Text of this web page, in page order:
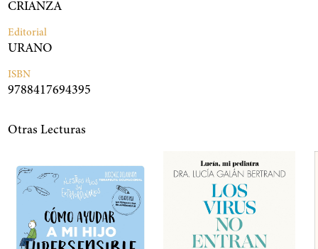
CRIANZA
Editorial
URANO
ISBN
9788417694395
Otras Lecturas